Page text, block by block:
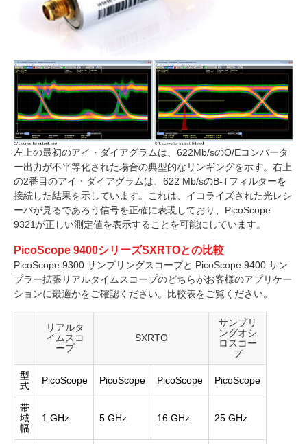
左上の最初のアイ・ダイアグラムは、622Mb/sのO/Eコンバータ
ー出力が不平等化された場合の典型的なリンギングを示す。右上
の2番目のアイ・ダイアグラムは、622 Mb/sのB-Tフィルターを
接続した結果を示しています。これは、イコライズされた光レシ
ーバが見るであろう信号を正確に表現しており、PicoScope
9321が正しい測定値を表示することを可能にしています。
PicoScope 9400シリーズSXRTOとの比較
PicoScope 9300 サンプリングスコープと PicoScope 9400 サン
プラー拡張リアルタイムスコープのどちらがお客様のアプリケー
ションに最適かをご確認ください。比較表をご覧ください。
リアルタ
イムスコ
ープ
SXRTO
サンプリ
ングオシ
ロスコー
プ
型
式
PicoScope PicoScope PicoScope PicoScope
帯
域
幅
1 GHz 5 GHz 16 GHz 25 GHz